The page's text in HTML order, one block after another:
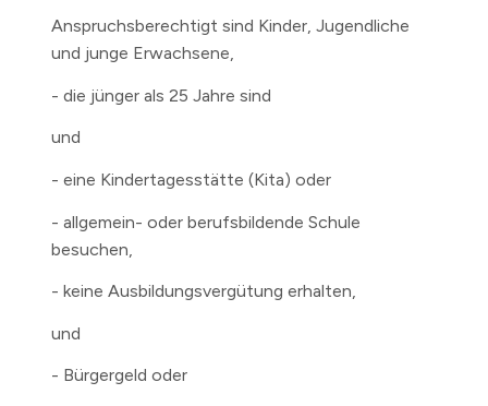
Anspruchsberechtigt sind Kinder, Jugendliche
und junge Erwachsene,
- die jünger als 25 Jahre sind
und
- eine Kindertagesstätte (Kita) oder
- allgemein- oder berufsbildende Schule
besuchen,
- keine Ausbildungsvergütung erhalten,
und
- Bürgergeld oder